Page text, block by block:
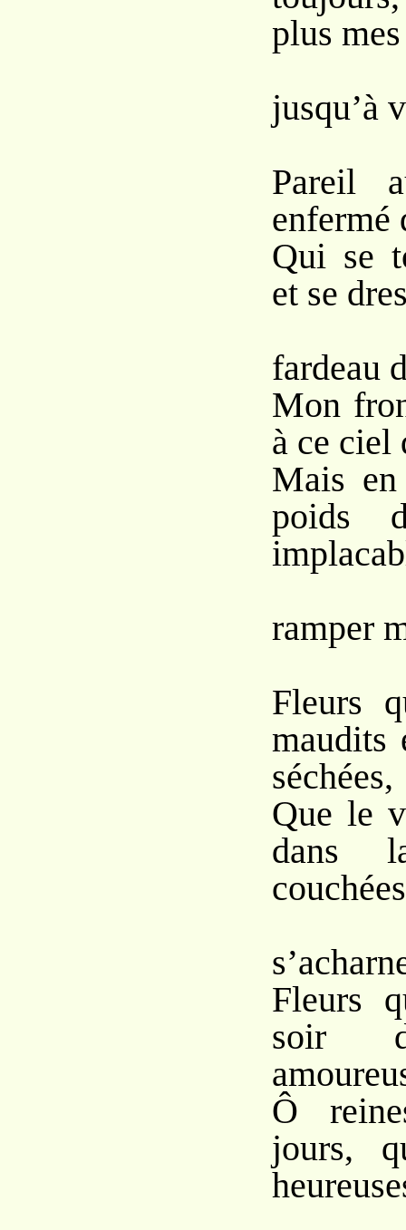
plus
jusqu’à
Pareil
enfermé
Qui se
et se
fardeau
Mon
à ce ciel
Mais
poids
ramper
Fleurs
maudits
séchées,
Que le
dans
couchées
Fleurs
soir
Ô
jours,